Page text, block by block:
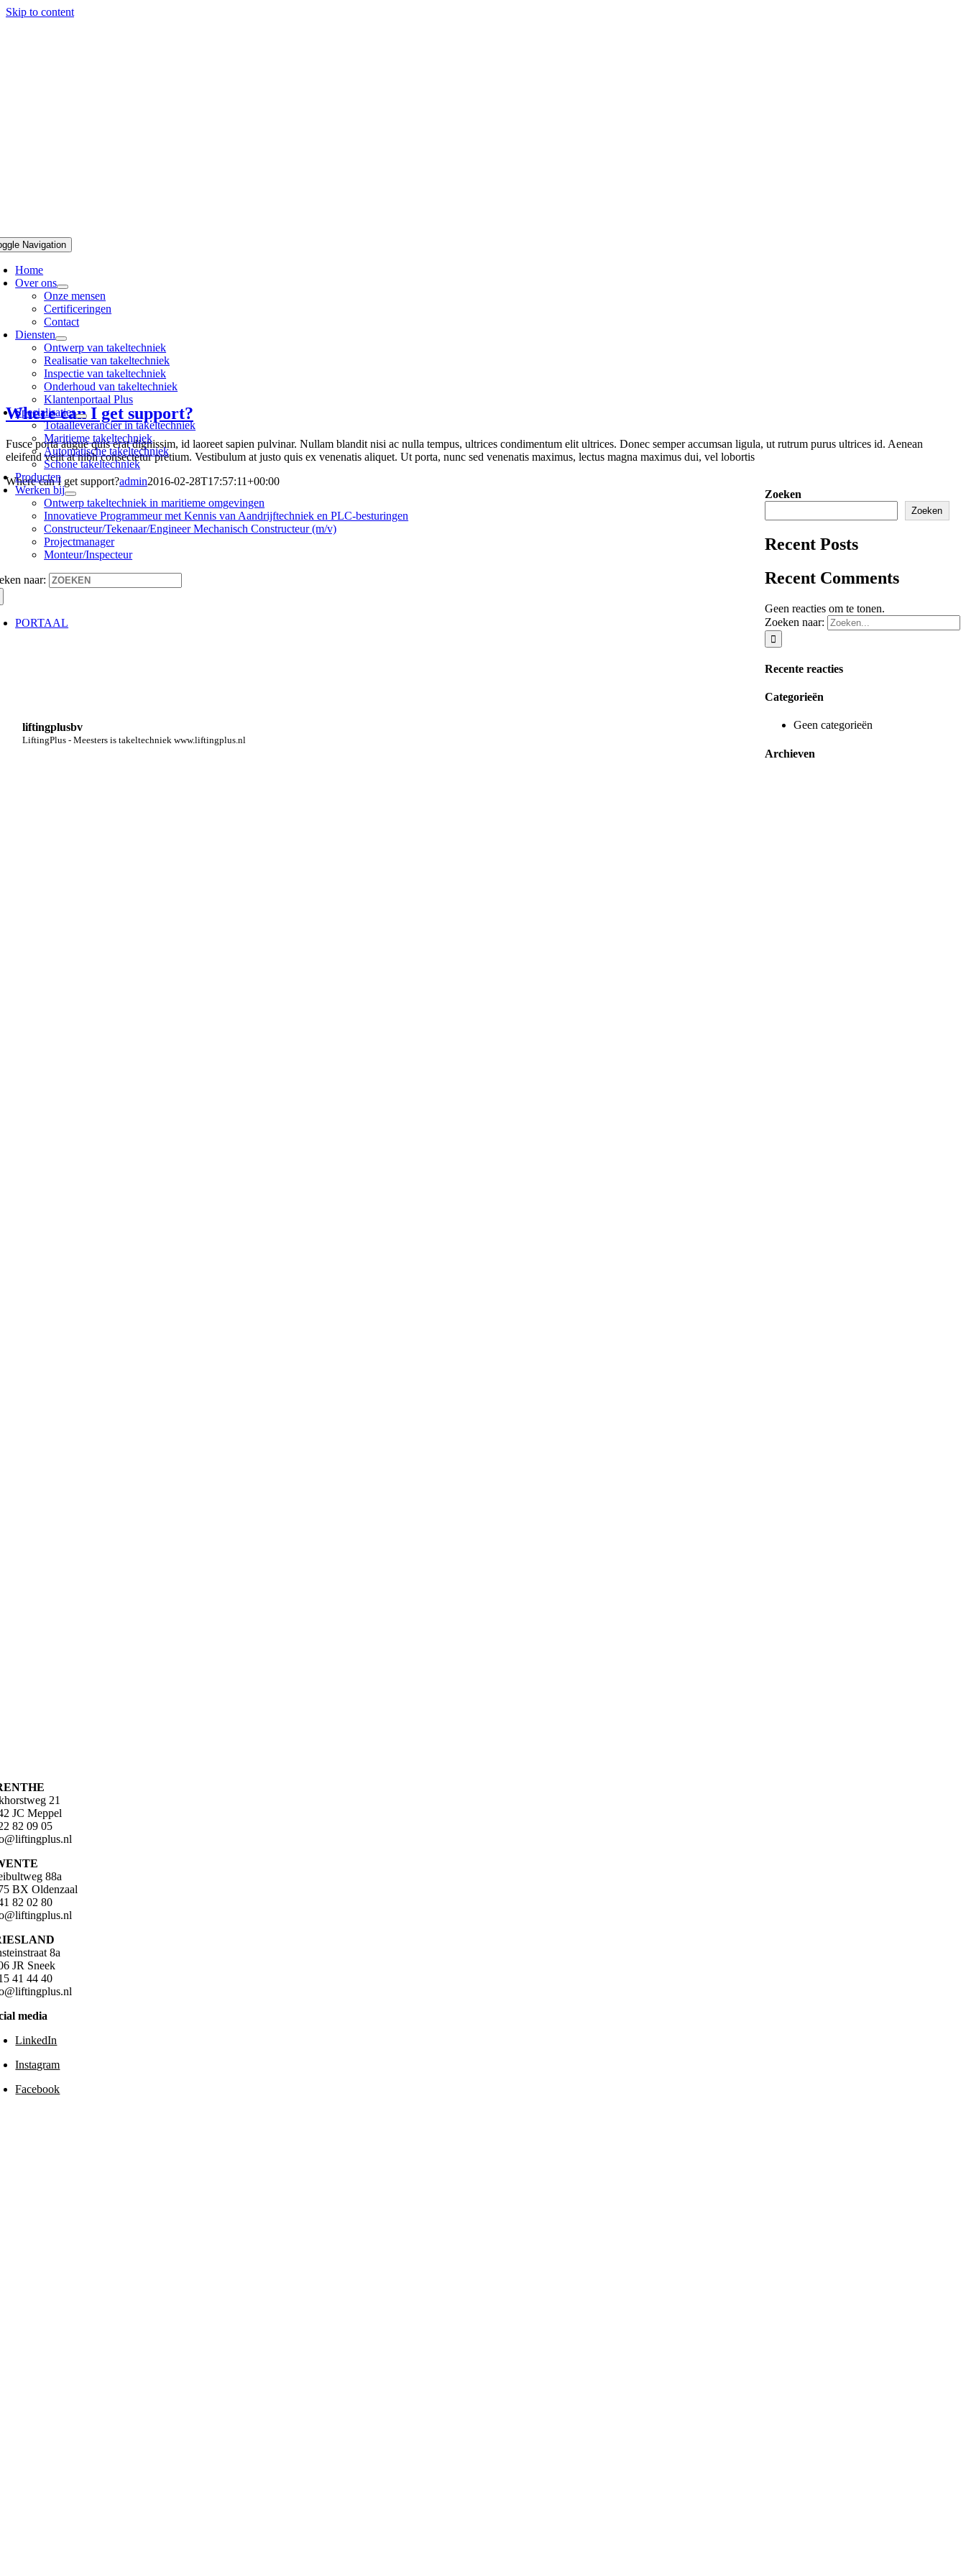
Skip to content
Navigation
Home
Over ons
Onze mensen
Certificeringen
Contact
Diensten
Ontwerp van takeltechniek
Realisatie van takeltechniek
Inspectie van takeltechniek
Onderhoud van takeltechniek
Klantenportaal Plus
Specialisaties
Totaalleverancier in takeltechniek
Maritieme takeltechniek
Automatische takeltechniek
Schone takeltechniek
Producten
Werken bij
Ontwerp takeltechniek in maritieme omgevingen
Innovatieve Programmeur met Kennis van Aandrijftechniek en PLC-besturingen
Constructeur/Tekenaar/Engineer Mechanisch Constructeur (m/v)
Projectmanager
Monteur/Inspecteur
naar:
PORTAAL
Where can I get support?
Fusce porta augue quis erat dignissim, id laoreet sapien pulvinar. Nullam blandit nisi ac nulla tempus, ultrices condimentum elit ultrices. Donec semper accumsan ligula, ut rutrum purus ultrices id. Aenean
eleifend velit at nibh consectetur pretium. Vestibulum at justo quis ex venenatis aliquet. Ut porta, nunc sed venenatis maximus, lectus magna maximus dui, vel lobortis
Where can I get support?admin2016-02-28T17:57:11+00:00
Zoeken
Zoeken
Recent Posts
Recent Comments
Geen reacties om te tonen.
Zoeken naar:
Recente reacties
Categorieën
Geen categorieën
Archieven
liftingplusbv
LiftingPlus - Meesters is takeltechniek www.liftingplus.nl
21
JC Meppel
82 09 05
88a
BX Oldenzaal
82 02 80
8a
JR Sneek
41 44 40
media
LinkedIn
Instagram
Facebook